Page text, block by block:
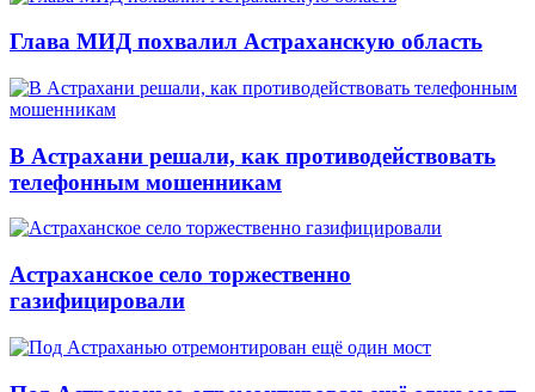
Глава МИД похвалил Астраханскую область
В Астрахани решали, как противодействовать
телефонным мошенникам
Астраханское село торжественно
газифицировали